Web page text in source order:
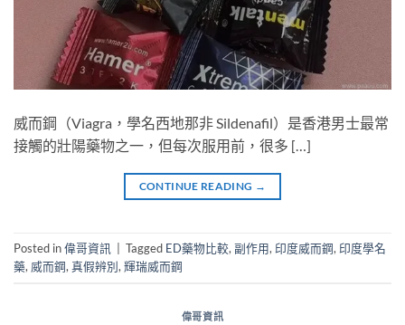
威而鋼（Viagra，學名西地那非 Sildenafil）是香港男士最常
接觸的壯陽藥物之一，但每次服用前，很多 […]
CONTINUE READING →
Posted in偉哥資訊 Tagged ED藥物比較,副作用,印度威而鋼,印度學名
藥, 威而鋼,真假辨別,輝瑞威而鋼
偉哥資訊